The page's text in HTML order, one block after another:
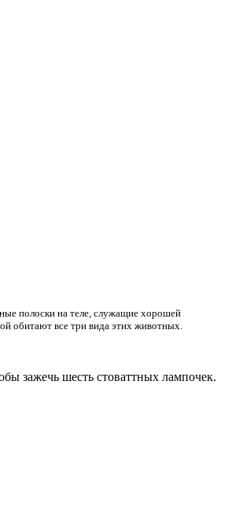
полоски на теле, служащие хорошей
обитают все три вида этих животных.
зажечь шесть стоваттных лампочек.